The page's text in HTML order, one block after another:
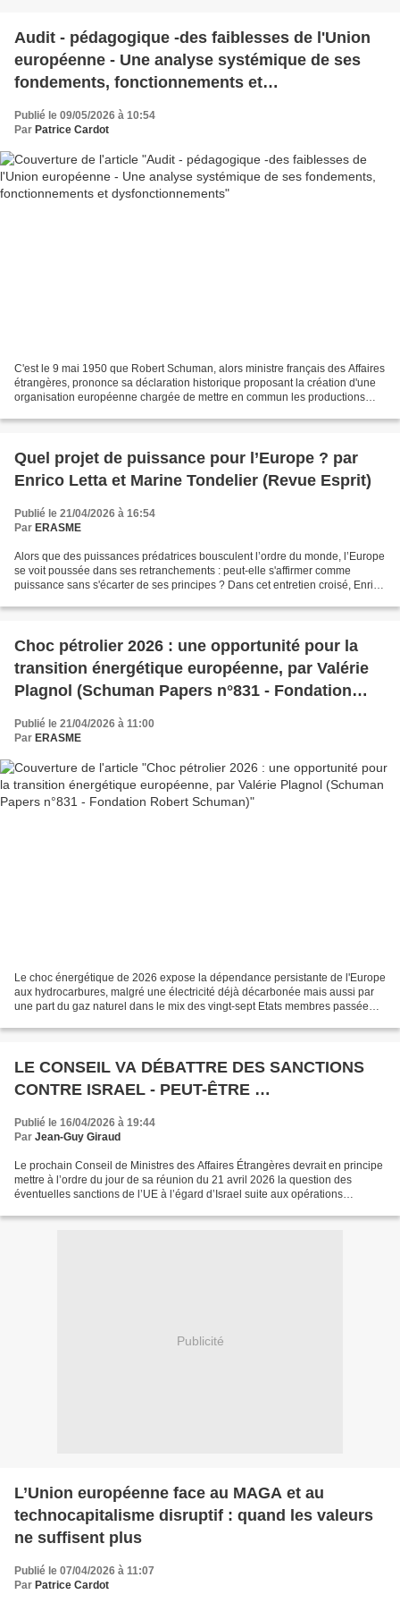
Audit - pédagogique -des faiblesses de l'Union
européenne - Une analyse systémique de ses
fondements, fonctionnements et
Publié le 09/05/2026 à 10:54
Par Patrice Cardot
C'est le 9 mai 1950 que Robert Schuman, alors ministre français des Affaires
étrangères, prononce sa déclaration historique proposant la création d'une
organisation européenne chargée de mettre en commun les productions
Quel projet de puissance pour l’Europe ? par
Enrico Letta et Marine Tondelier (Revue Esprit)
Publié le 21/04/2026 à 16:54
Par ERASME
Alors que des puissances prédatrices bousculent l’ordre du monde, l’Europe
se voit poussée dans ses retranchements : peut-elle s'affirmer comme
puissance sans s'écarter de ses principes ? Dans cet entretien croisé, Enrico
Choc pétrolier 2026 : une opportunité pour la
transition énergétique européenne, par Valérie
Plagnol (Schuman Papers n°831 - Fondation
Robert Schuman)
Publié le 21/04/2026 à 11:00
Par ERASME
Le choc énergétique de 2026 expose la dépendance persistante de l'Europe
aux hydrocarbures, malgré une électricité déjà décarbonée mais aussi par
une part du gaz naturel dans le mix des vingt-sept Etats membres passée
LE CONSEIL VA DÉBATTRE DES SANCTIONS
CONTRE ISRAEL - PEUT-ÊTRE …
Publié le 16/04/2026 à 19:44
Par Jean-Guy Giraud
Le prochain Conseil de Ministres des Affaires Étrangères devrait en principe
mettre à l’ordre du jour de sa réunion du 21 avril 2026 la question des
éventuelles sanctions de l’UE à l’égard d’Israel suite aux opérations
Publicité
L’Union européenne face au MAGA et au
technocapitalisme disruptif : quand les valeurs
ne suffisent plus
Publié le 07/04/2026 à 11:07
Par Patrice Cardot